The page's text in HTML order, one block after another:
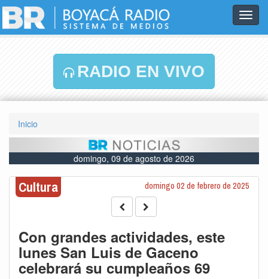
RADIO EN VIVO
Inicio
domingo, 09 de agosto de 2026
Cultura domingo 02 de febrero de 2025
Con grandes actividades, este
lunes San Luis de Gaceno
celebrará su cumpleaños 69